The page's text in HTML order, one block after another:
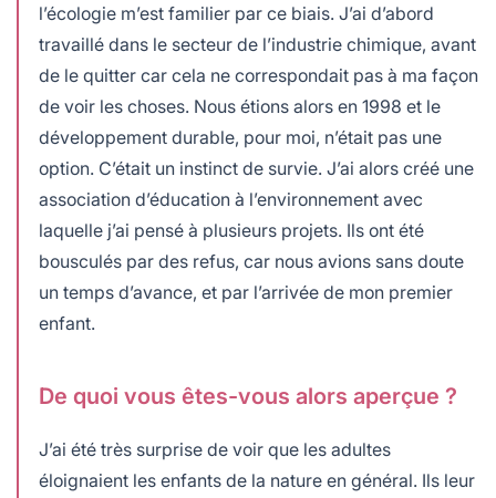
l’écologie m’est familier par ce biais. J’ai d’abord
travaillé dans le secteur de l’industrie chimique, avant
de le quitter car cela ne correspondait pas à ma façon
de voir les choses. Nous étions alors en 1998 et le
développement durable, pour moi, n’était pas une
option. C’était un instinct de survie. J’ai alors créé une
association d’éducation à l’environnement avec
laquelle j’ai pensé à plusieurs projets. Ils ont été
bousculés par des refus, car nous avions sans doute
un temps d’avance, et par l’arrivée de mon premier
enfant.
De quoi vous êtes-vous alors aperçue ?
J’ai été très surprise de voir que les adultes
éloignaient les enfants de la nature en général. Ils leur